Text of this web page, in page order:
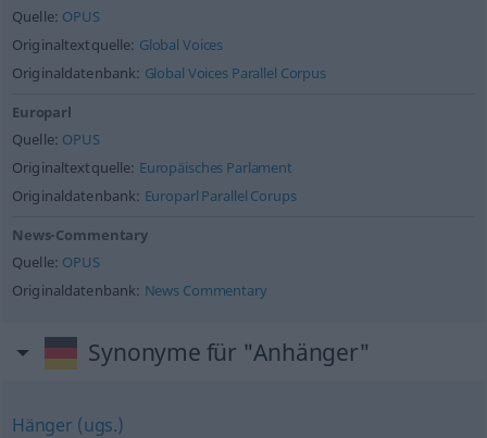
Quelle: OPUS
Originaltextquelle: Global Voices
Originaldatenbank: Global Voices Parallel Corpus
Europarl
Quelle: OPUS
Originaltextquelle: Europäisches Parlament
Originaldatenbank: Europarl Parallel Corups
News-Commentary
Quelle: OPUS
Originaldatenbank: News Commentary
Synonyme für "Anhänger"
Hänger (ugs.)